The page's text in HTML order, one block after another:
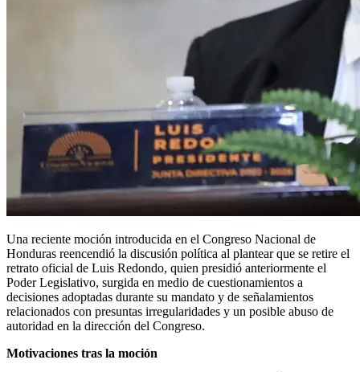
Una reciente moción introducida en el Congreso Nacional de
Honduras reencendió la discusión política al plantear que se retire el
retrato oficial de Luis Redondo, quien presidió anteriormente el
Poder Legislativo, surgida en medio de cuestionamientos a
decisiones adoptadas durante su mandato y de señalamientos
relacionados con presuntas irregularidades y un posible abuso de
autoridad en la dirección del Congreso.
Motivaciones tras la moción